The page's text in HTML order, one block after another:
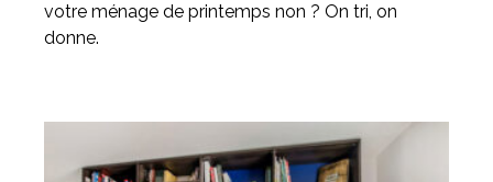
votre ménage de printemps non ? On tri, on
donne.